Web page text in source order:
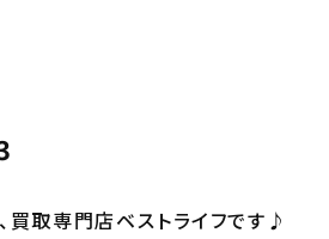
買取専門店ベストライフです♪